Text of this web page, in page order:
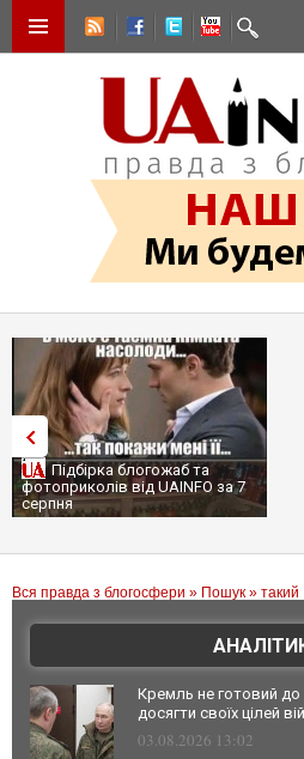
Підбірка блогожаб та
фотоприколів від UAINFO за 7
серпня
Вся правда з блогосфери » Пошук » такий
Кремль не готовий до
досягти своїх цілей
03.08.2026 13:02